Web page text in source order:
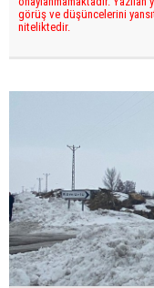
görüş ve düşüncelerini
niteliktedir.